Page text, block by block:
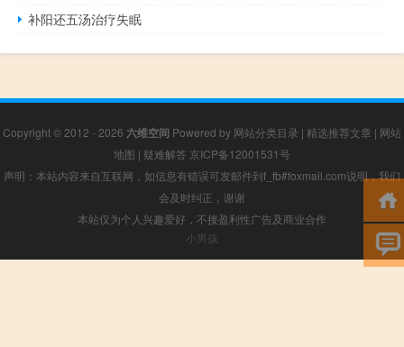
补阳还五汤治疗失眠
Copyright © 2012 - 2026 六维空间 Powered by 网站分类目录 | 精选推荐文章 | 网站
地图 | 疑难解答 京ICP备12001531号
声明：本站内容来自互联网，如信息有错误可发邮件到f_fb#foxmail.com说明，我们
会及时纠正，谢谢
本站仅为个人兴趣爱好，不接盈利性广告及商业合作
小男孩